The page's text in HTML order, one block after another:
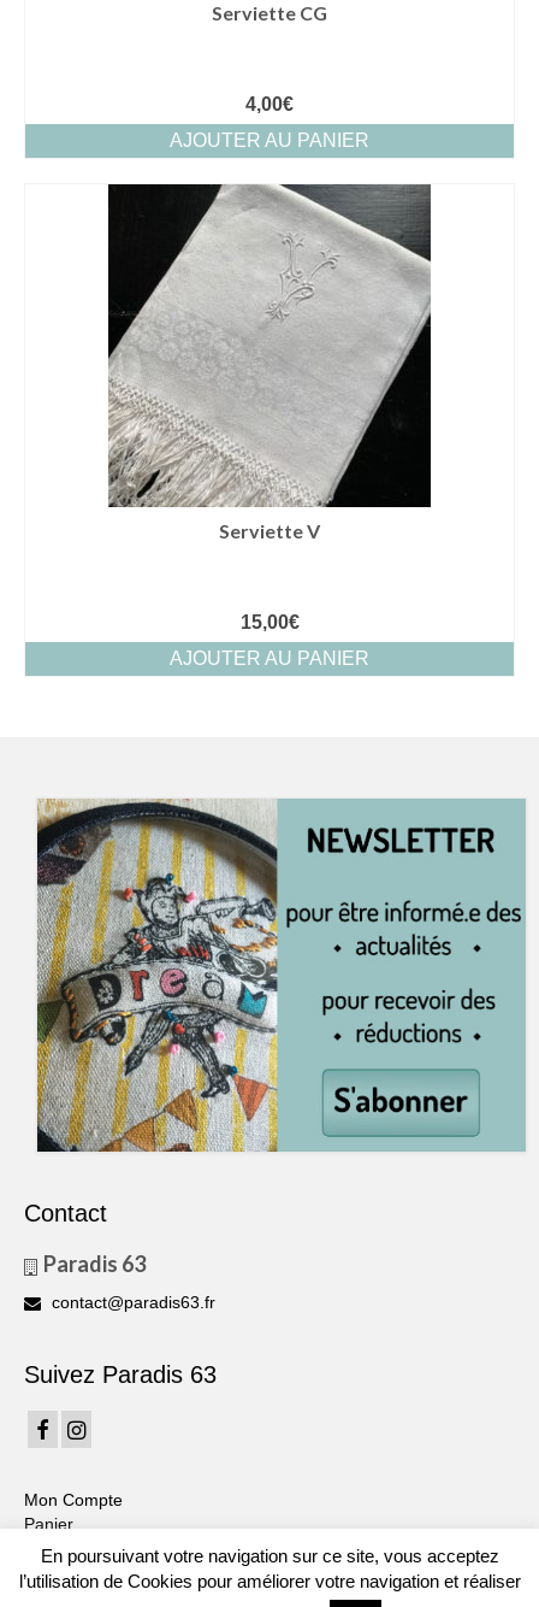
Serviette CG
4,00€
AJOUTER AU PANIER
Serviette V
15,00€
AJOUTER AU PANIER
Contact
Paradis 63
contact@paradis63.fr
Suivez Paradis 63
Mon Compte
Panier
Mentions légales CGV Contact Livraison: Indications tarifaires
En poursuivant votre navigation sur ce site, vous acceptez
l’utilisation de Cookies pour améliorer votre navigation et réaliser